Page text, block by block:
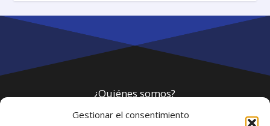
Gestionar el consentimiento
¿Quiénes somos?